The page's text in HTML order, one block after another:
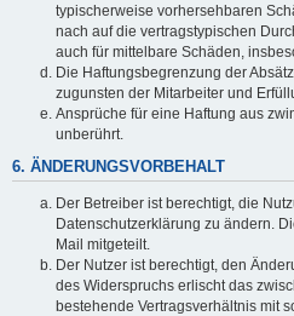
typischerweise vorhersehbaren
nach auf die vertragstypischen
auch für mittelbare Schäden,
Die Haftungsbegrenzung der
zugunsten der Mitarbeiter und
Ansprüche für eine Haftung aus
unberührt.
6. ÄNDERUNGSVORBEHALT
Der Betreiber ist berechtigt, die
Datenschutzerklärung zu ändern.
Mail mitgeteilt.
Der Nutzer ist berechtigt, den
des Widerspruchs erlischt das
bestehende Vertragsverhältnis mit